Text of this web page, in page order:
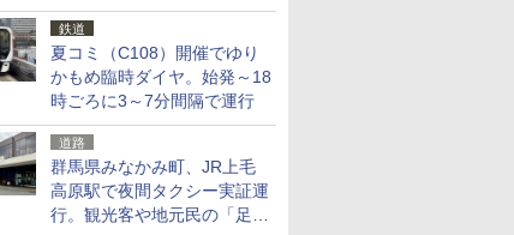
予約をアプリで一括確認
鉄道
夏コミ（C108）開催でゆり
かもめ臨時ダイヤ。始発～18
時ごろに3～7分間隔で運行
道路
群馬県みなかみ町、JR上毛
高原駅で夜間タクシー実証運
行。観光客や地元民の「足が